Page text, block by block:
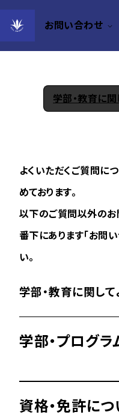
お問い合わせ
よくいただ
学部・教育に関
よくいただくご質問に
めております。
以下のご質問以外のお
番下にあります「お問
い。
学部・教育に関して
学部・プログラ
資格・免許につ